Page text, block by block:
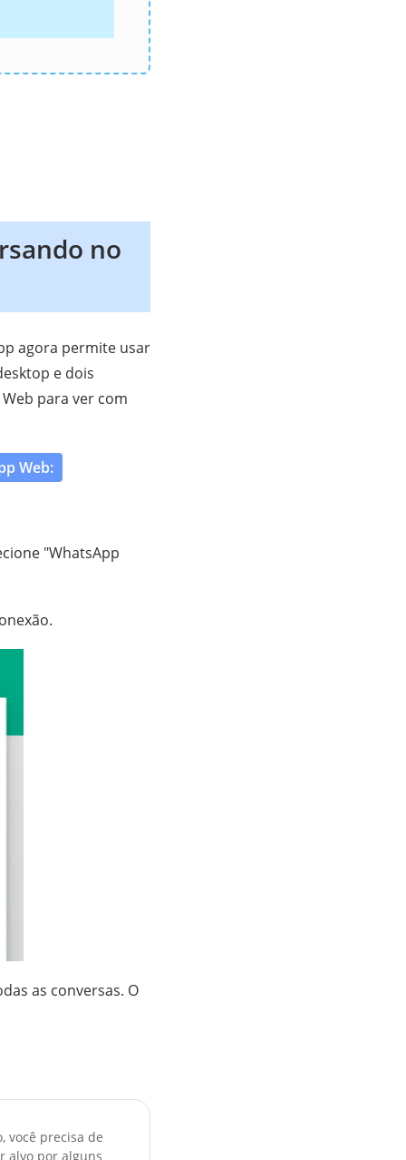
no
agora permite usar
e dois
para ver com
Web:
"WhatsApp
as conversas. O
você precisa de
alvo por alguns